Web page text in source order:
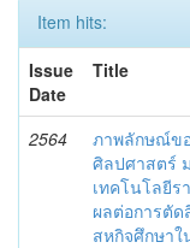
Item hits:
Issue
Date
Title
2564
ภาพลักษณ์ข
ศิลปศาสตร์
เทคโนโลยี
ผลต่อการตั
สหกิจศึกษา